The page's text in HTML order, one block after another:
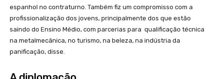
espanhol no contraturno. Também fiz um compromisso com a
profissionalização dos jovens, principalmente dos que estão
saindo do Ensino Médio, com parcerias para qualificação técnica
na metalmecânica, no turismo, na beleza, na indústria da
panificação, disse.